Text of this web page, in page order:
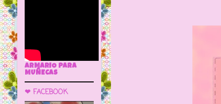
ARMARIO PARA
MUÑECAS
❤ FACEBOOK